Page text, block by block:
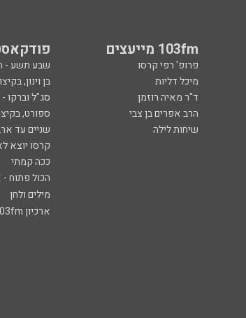
103fm מייעצים
פרופ' רפי קרסו
שבע תשע -
מיכל דליות
בן וינון,
ד"ר מאיה רוזמן
סג"ל וברקו
הרב אפרים בן צבי
ספורט,
שיחות לילה
שניים עד
קרסו יוצא
ככה קמתי
הכול פתוח -
מילים ולחן
ארכיון 103fm